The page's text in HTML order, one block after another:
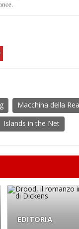
Macchina della
Islands in the Net
EDITORIA